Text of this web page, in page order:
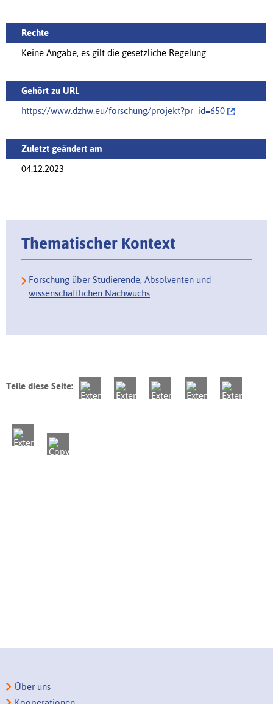
Rechte
Keine Angabe, es gilt die gesetzliche Regelung
Gehört zu URL
https://www.dzhw.eu/forschung/‌projekt?pr_id=650
Zuletzt geändert am
04.12.2023
Thematischer Kontext
Forschung über Studierende, Absolventen und
wissenschaftlichen Nachwuchs
Teile diese Seite:
Über uns